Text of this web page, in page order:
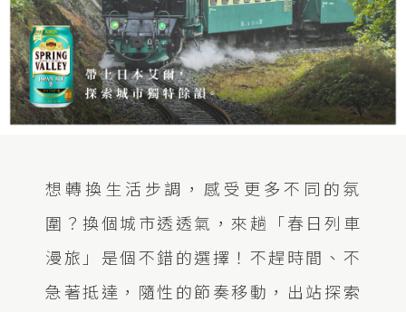
想轉換生活步調，感受更多不同的氛
圍？換個城市透透氣，來趟「春日列車
漫旅」是個不錯的選擇！不趕時間、不
急著抵達，隨性的節奏移動，出站探索